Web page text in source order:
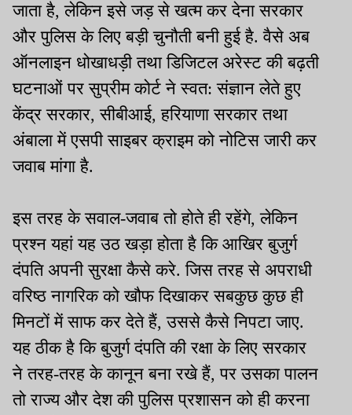
जाता है, लेकिन इसे जड़ से खत्म कर देना सरकार
और पुलिस के लिए बड़ी चुनौती बनी हुई है. वैसे अब
ऑनलाइन धोखाधड़ी तथा डिजिटल अरेस्ट की बढ़ती
घटनाओं पर सुप्रीम कोर्ट ने स्वत: संज्ञान लेते हुए
केंद्र सरकार, सीबीआई, हरियाणा सरकार तथा
अंबाला में एसपी साइबर क्राइम को नोटिस जारी कर
जवाब मांगा है.
इस तरह के सवाल-जवाब तो होते ही रहेंगे, लेकिन
प्रश्न यहां यह उठ खड़ा होता है कि आखिर बुजुर्ग
दंपति अपनी सुरक्षा कैसे करे. जिस तरह से अपराधी
वरिष्ठ नागरिक को खौफ दिखाकर सबकुछ कुछ ही
मिनटों में साफ कर देते हैं, उससे कैसे निपटा जाए.
यह ठीक है कि बुजुर्ग दंपति की रक्षा के लिए सरकार
ने तरह-तरह के कानून बना रखे हैं, पर उसका पालन
तो राज्य और देश की पुलिस प्रशासन को ही करना